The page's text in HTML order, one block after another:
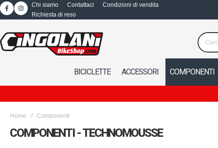
Chi siamo Contattaci
Condizioni di vendita
Richiesta di reso
BICICLETTE ACCESSORI COMPONENTI
Home Componenti
COMPONENTI - TECHNOMOUSSE